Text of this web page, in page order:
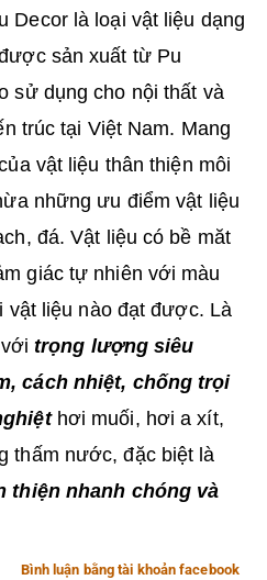
Decor là loại vật liệu dạng
sản xuất từ Pu
sử dụng cho nội thất và
trúc tại Việt Nam. Mang
vật liệu thân thiện môi
những ưu điểm vật liệu
đá. Vật liệu có bề măt
giác tự nhiên với màu
vật liệu nào đạt được. Là
trọng lượng siêu
cách nhiệt, chống trọi
hơi muối, hơi a xít,
thấm nước, đặc biệt là
thiện nhanh chóng và
Bình luận bằng tài khoản facebook